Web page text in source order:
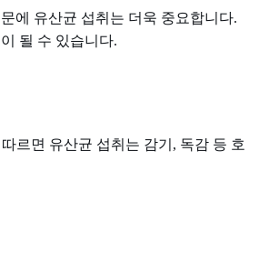
에 유산균 섭취는 더욱 중요합니다.
될 수 있습니다.
르면 유산균 섭취는 감기, 독감 등 호